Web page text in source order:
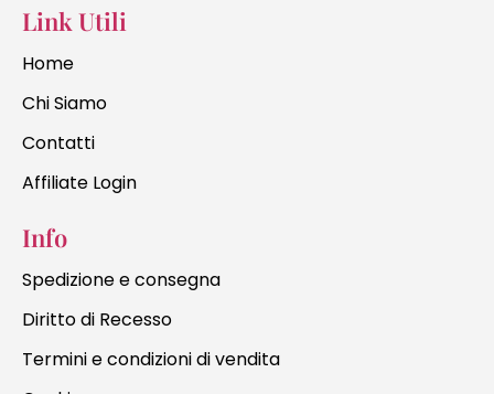
Link Utili
Home
Chi Siamo
Contatti
Affiliate Login
Info
Spedizione e consegna
Diritto di Recesso
Termini e condizioni di vendita